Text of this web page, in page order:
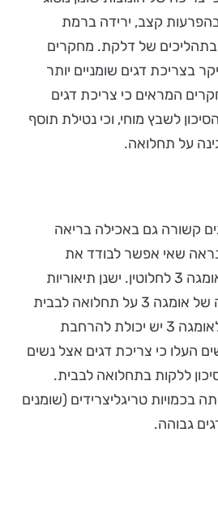
בהפרעות קצב, ירידה ברמת
בתהליכים של דלקת. מחקרים
בצריכת דגים שומניים יותר
המראים כי צריכת דגים
לשבץ מוחי, וכי נטילת תוסף
על תחלואה.
קשורה גם באכילה בריאה
שאי אפשר לבודד את
השפעות הצריכה של אומגה 3 לחלוטין. ישנן תיאוריות
רבות על אופן ההשפעה של אומגה 3 על תחלואה לבבית
ושבץ, והסברה היא שלאומגה 3 יש יכולת להרחבת
העלו כי צריכת דגים אצל נשים
ללקות בתחלואה לבבית.
בכמויות טריגליצרידים (שומנים
גבוהה.